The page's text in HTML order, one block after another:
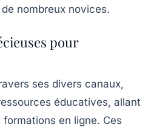
nombreux novices.
pour
ses divers canaux,
éducatives, allant
formations en ligne. Ces